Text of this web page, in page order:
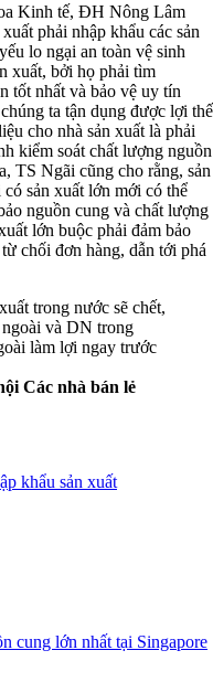
Kinh tế, ĐH Nông Lâm
phải nhập khẩu các sản
lo ngại an toàn vệ sinh
xuất, bởi họ phải tìm
tốt nhất và bảo vệ uy tín
ta tận dụng được lợi thế
cho nhà sản xuất là phải
kiểm soát chất lượng nguồn
TS Ngãi cũng cho rằng, sản
sản xuất lớn mới có thể
nguồn cung và chất lượng
lớn buộc phải đảm bảo
chối đơn hàng, dẫn tới phá
trong nước sẽ chết,
và DN trong
làm lợi ngay trước
Các nhà bán lẻ
khẩu sản xuất
cung lớn nhất tại Singapore